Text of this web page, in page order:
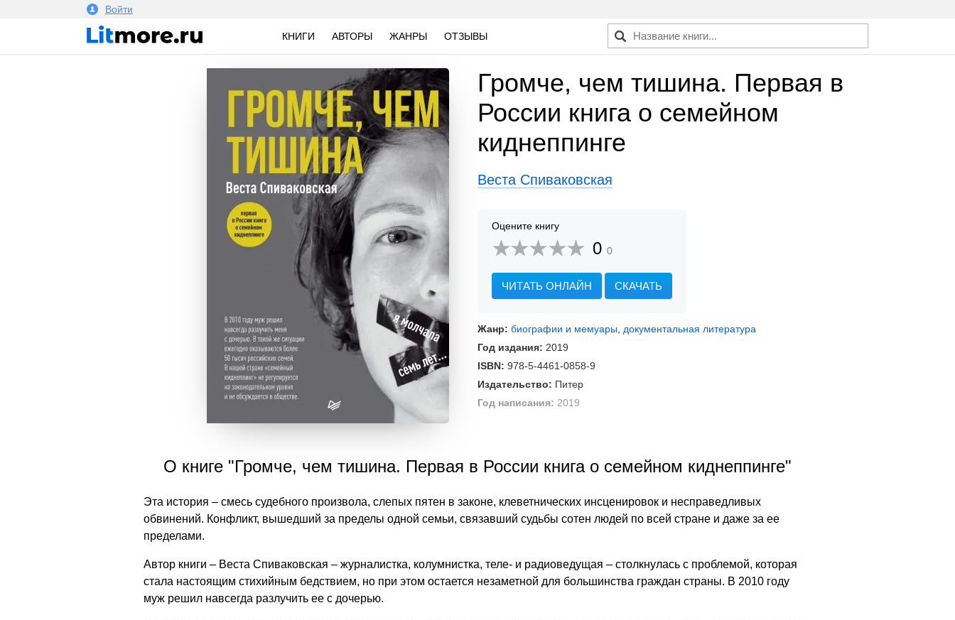
Войти
КНИГИ АВТОРЫ ЖАНРЫ ОТЗЫВЫ
Громче, чем тишина. Первая в
России книга о семейном
киднеппинге
Веста Спиваковская
Оцените книгу
0 0
ЧИТАТЬ ОНЛАЙН СКАЧАТЬ
Жанр: биографии и мемуары документальная литература
Год издания: 2019
ISBN: 978-5-4461-0858-9
Издательство: Питер
Год написания: 2019
О книге "Громче, чем тишина. Первая в России книга о семейном киднеппинге"
Эта история – смесь судебного произвола, слепых пятен в законе, клеветнических инсценировок и несправедливых
обвинений. Конфликт, вышедший за пределы одной семьи, связавший судьбы сотен людей по всей стране и даже за ее
пределами.
Автор книги – Веста Спиваковская – журналистка, колумнистка, теле- и радиоведущая – столкнулась с проблемой, которая
стала настоящим стихийным бедствием, но при этом остается незаметной для большинства граждан страны. В 2010 году
муж решил навсегда разлучить ее с дочерью.